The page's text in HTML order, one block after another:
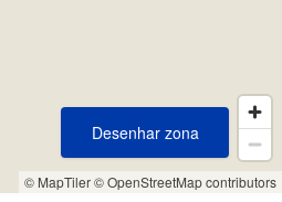
© MapTiler© OpenStreetMap contributors
Desenhar zona
Desenhar zona